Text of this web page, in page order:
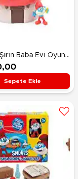
Baba Evi̇ Oyun
Sepete Ekle